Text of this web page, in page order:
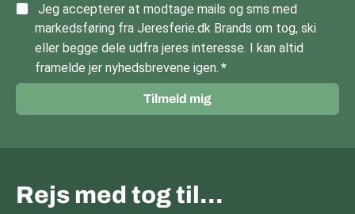
Jeg accepterer at modtage mails og sms med
markedsføring fra Jeresferie.dk Brands om tog, ski
eller begge dele udfra jeres interesse. I kan altid
framelde jer nyhedsbrevene igen.
Tilmeld mig
Rejs med tog til…